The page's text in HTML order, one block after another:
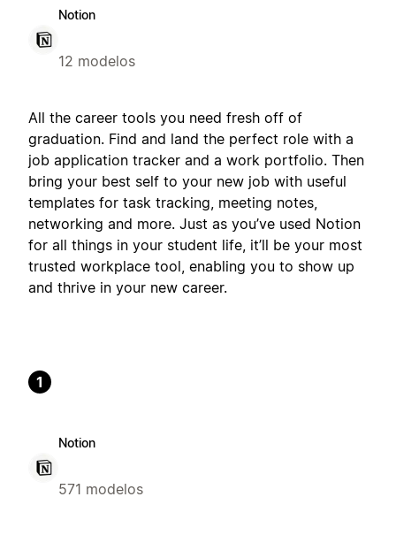
Notion
12 modelos
All the career tools you need fresh off of
graduation. Find and land the perfect role with a
job application tracker and a work portfolio. Then
bring your best self to your new job with useful
templates for task tracking, meeting notes,
networking and more. Just as you’ve used Notion
for all things in your student life, it’ll be your most
trusted workplace tool, enabling you to show up
and thrive in your new career.
1
Notion
571 modelos